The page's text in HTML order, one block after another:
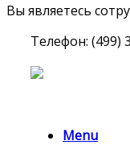
Вы являетесь
Телефон: (499)
Menu